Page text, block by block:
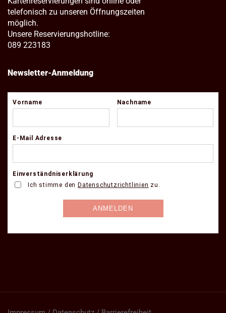
telefonisch zu unseren Öffnungszeiten
möglich.
Unsere Reservierungshotline:
089 223183
Newsletter-Anmeldung